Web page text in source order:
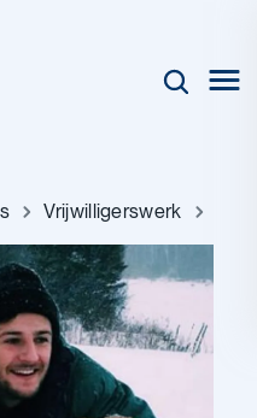
Vrijwilligerswerk